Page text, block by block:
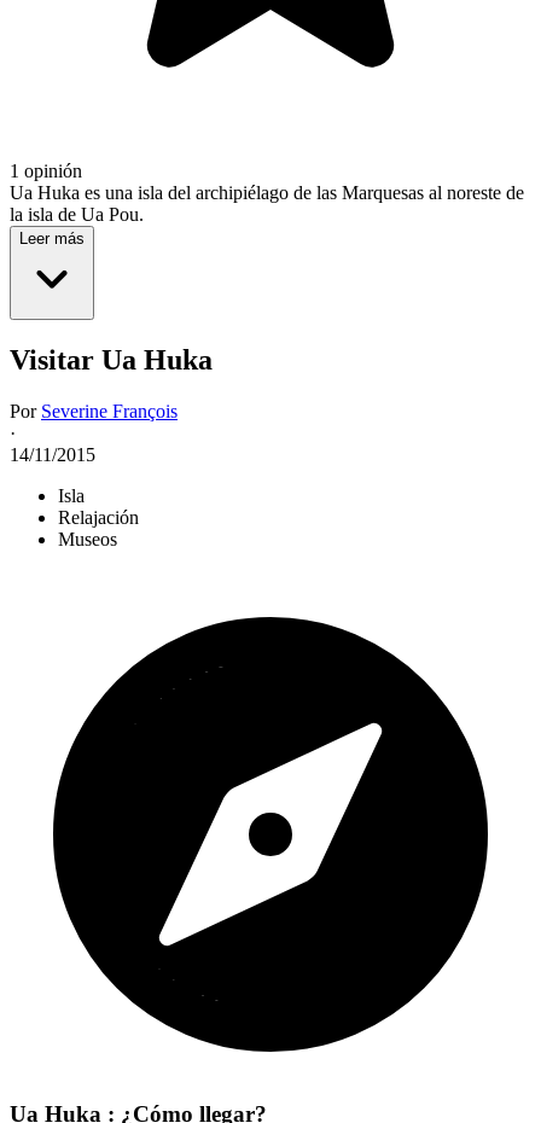
1 opinión
Ua Huka es una isla del archipiélago de las Marquesas al noreste de
la isla de Ua Pou.
Leer más
Visitar Ua Huka
Por Severine François
·
14/11/2015
Isla
Relajación
Museos
Ua Huka : ¿Cómo llegar?